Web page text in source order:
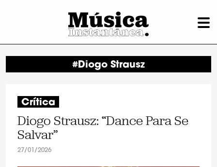
#Diogo Strausz
Crítica
Diogo Strausz: “Dance Para Se
Salvar”
27/01/2026